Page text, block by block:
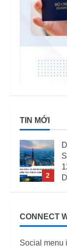
TIN MỚI
2
CONNECT
Social menu